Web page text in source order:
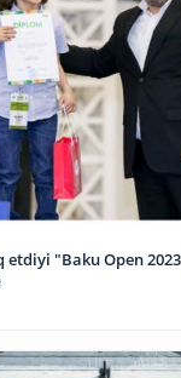
etdiyi "Baku Open